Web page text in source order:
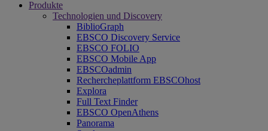
Produkte
Technologien und Discovery
BiblioGraph
EBSCO Discovery Service
EBSCO FOLIO
EBSCO Mobile App
EBSCOadmin
Rechercheplattform EBSCOhost
Explora
Full Text Finder
EBSCO OpenAthens
Panorama